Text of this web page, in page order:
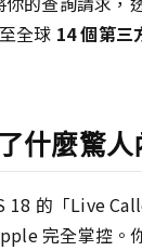
全球 14 個第三
什麼驚人
18 的「Live
完全掌控。